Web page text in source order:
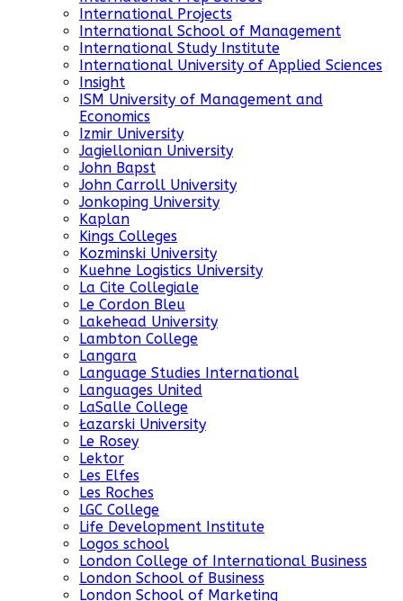
International Projects
International School of Management
International Study Institute
International University of Applied Sciences
Insight
ISM University of Management and
Economics
Izmir University
Jagiellonian University
John Bapst
John Carroll University
Jonkoping University
Kaplan
Kings Colleges
Kozminski University
Kuehne Logistics University
La Cite Collegiale
Le Cordon Bleu
Lakehead University
Lambton College
Langara
Language Studies International
Languages United
LaSalle College
Łazarski University
Le Rosey
Lektor
Les Elfes
Les Roches
LGC College
Life Development Institute
Logos school
London College of International Business
London School of Business
London School of Marketing